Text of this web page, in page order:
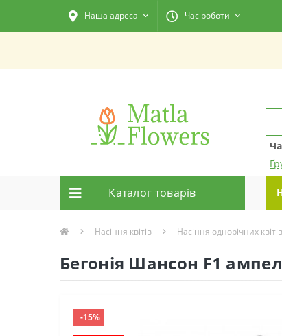
Наша адреса Час роботи
Каталог товарiв
Насіння квітів Насіння однорічних квітів
Бегонія Шансон F1
-15%